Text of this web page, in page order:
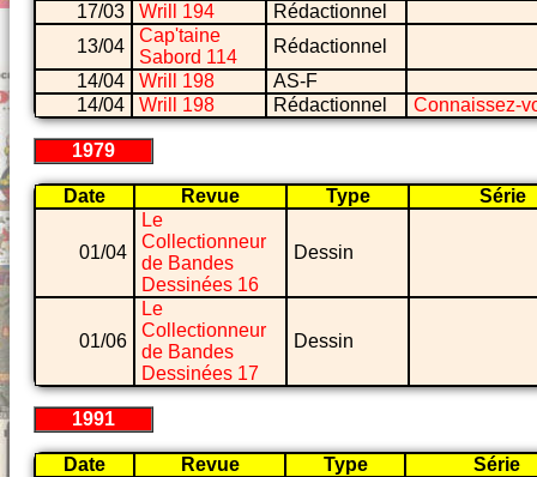
17/03
Wrill 194
Rédactionnel
13/04
Cap'taine
Sabord 114
Rédactionnel
14/04
Wrill 198
AS-F
14/04
Wrill 198 Rédactionnel Connaissez-
1979
Date Revue Type Série
01/04
Le
Collectionneur
de Bandes
Dessinées 16
Dessin
01/06
Le
Collectionneur
de Bandes
Dessinées 17
Dessin
1991
Date Revue Type Série